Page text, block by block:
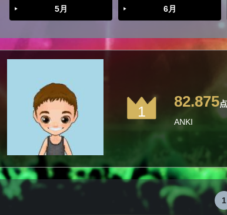
5月 6月
1
82.875点
ANKI
1